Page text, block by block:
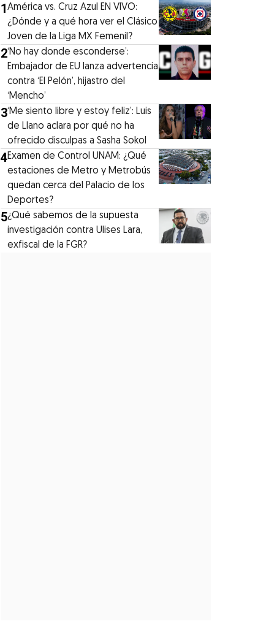
1América vs. Cruz Azul EN VIVO:
¿Dónde y a qué hora ver el Clásico
Joven de la Liga MX Femenil?
2‘No hay donde esconderse’:
Embajador de EU lanza advertencia
contra ‘El Pelón’, hijastro del
‘Mencho’
3‘Me siento libre y estoy feliz’: Luis
de Llano aclara por qué no ha
ofrecido disculpas a Sasha Sokol
4Examen de Control UNAM: ¿Qué
estaciones de Metro y Metrobús
quedan cerca del Palacio de los
Deportes?
5¿Qué sabemos de la supuesta
investigación contra Ulises Lara,
exfiscal de la FGR?